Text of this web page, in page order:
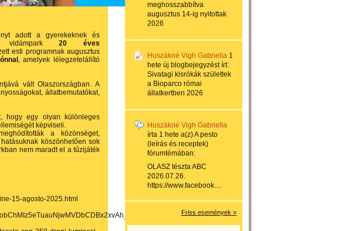
adott a gyerekeknek és
vidámpark20 éves
esti programnak augusztus
, amelyek lélegzetelállító
vált Olaszországban. A
állatbemutatókat,
hogy egy olyan különleges
képviseli.
a közönséget,
köszönhetően sok
nem maradt el a tűzijáték
15-agosto-2025.html
meghosszabbítva
augusztus 14-ig nyitottak
2026
Huszákné Vigh Gabriella 1
hete új blogbejegyzést írt:
Sivatagi kisrókák születtek
a Bioparco római
állatkertben 2026
Huszákné Vigh Gabriella
írta 1 hete a(z)A pesto
(leírás és receptek)
fórumtémában:
OLASZ tészta ABC
2026.07.26.
https://www.facebook....
Friss események »